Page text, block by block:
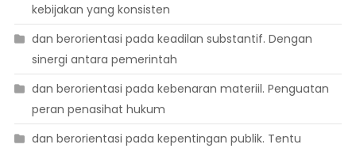
kebijakan yang konsisten
dan berorientasi pada keadilan substantif. Dengan
sinergi antara pemerintah
dan berorientasi pada kebenaran materiil. Penguatan
peran penasihat hukum
dan berorientasi pada kepentingan publik. Tentu